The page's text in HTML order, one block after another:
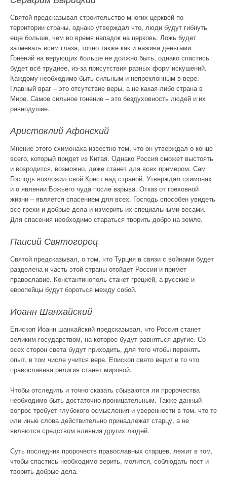
Святой предсказывал строительство многих церквей по
территории страны, однако утверждал что, люди будут гибнуть
еще больше, чем во время нападок на церковь. Ложь будет
затмевать всем глаза, точно также как и нажива деньгами.
Гонений на верующих больше не должно быть, однако спастись
будет всё труднее, из-за присутствия разных форм искушений.
Каждому необходимо быть сильным и непреклонным в вере.
Главный враг – это отсутствие веры, а не какая-либо страна в
Мире. Самое сильное гонение – это бездуховность людей и их
равнодушие.
Аристоклий Афонский
Мнение этого схимонаха известно тем, что он утверждал о конце
всего, который придет из Китая. Однако Россия сможет выстоять
и возродится, возможно, даже станет для всех примером. Сам
Господь возложил свой Крест над страной. Утверждал схимонах
и о явлении Божьего чуда после взрыва. Отказ от греховной
жизни – является спасением для всех. Господь способен увидеть
все грехи и добрые дела и измерить их специальными весами.
Для спасения необходимо стараться творить добро на земле.
Паисий Святогорец
Святой предсказывал, о том, что Турция в связи с войнами будет
разделена и часть этой страны отойдет России и примет
православие. Константинополь станет грецией, а русские и
европейцы будут бороться между собой.
Иоанн Шанхайский
Епископ Иоанн шанхайский предсказывал, что Россия станет
великим государством, на которое будут равняться другие. Со
всех сторон света будут приходить, для того чтобы перенять
опыт, в том числе учится вере. Епископ свято верит в то что
православная религия станет мировой.
Чтобы отследить и точно сказать сбываются ли пророчества
необходимо быть достаточно проницательным. Также данный
вопрос требует глубокого осмысления и уверенности в том, что те
или иные слова действительно принадлежат старцу, а не
являются средством влияния других людей.
Суть последних пророчеств православных старцев, лежит в том,
чтобы спастись необходимо верить, молится, соблюдать пост и
творить добрые дела.